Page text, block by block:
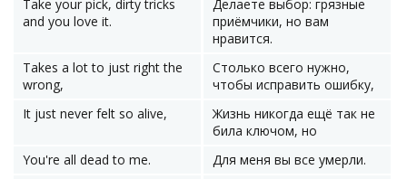
Take your pick, dirty tricks
and you love it.
Делаете выбор: грязные
приёмчики, но вам
нравится.
Takes a lot to just right the
wrong,
Столько всего нужно,
чтобы исправить ошибку,
It just never felt so alive,
Жизнь никогда ещё так не
била ключом, но
You're all dead to me.
Для меня вы все умерли.